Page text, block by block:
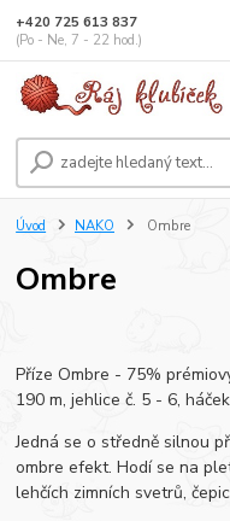
+420 725 613 837
(Po - Ne, 7 - 22 hod.)
Úvod NAKO Ombre
Ombre
Příze Ombre - 75%
190 m, jehlice č. 5 - 6,
Jedná se o středně silnou
ombre efekt. Hodí se na
lehčích zimních svetrů,